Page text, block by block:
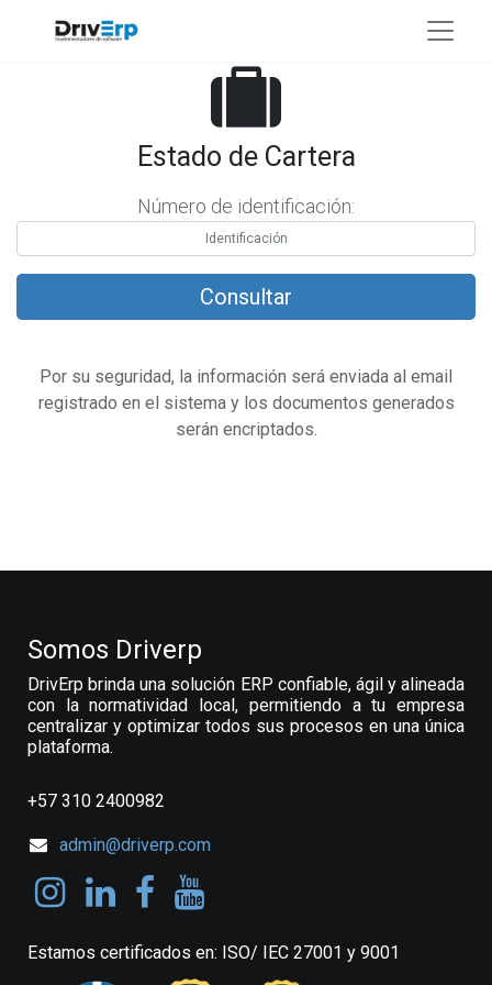
Estado de Cartera
Número de identificación:
Por su seguridad, la información será enviada al email
registrado en el sistema y los documentos generados
serán encriptados.
Somos Driverp
DrivErp brinda una solución ERP confiable, ágil y alineada
con la normatividad local, permitiendo a tu empresa
centralizar y optimizar todos sus procesos en una única
plataforma.
+57 310 2400982
admin@driverp.com
Estamos certificados en: ISO/ IEC 27001 y 9001